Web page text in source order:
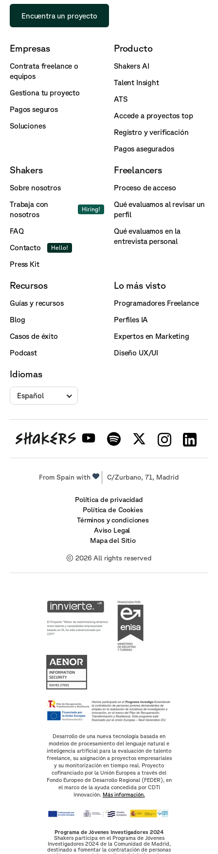
Encuentra un proyecto
Empresas
Contrata freelance o
equipos
Gestiona tu proyecto
Pagos seguros
Soluciones
Producto
Shakers AI
Talent Insight
ATS
Accede a proyectos top
Registro y verificación
Pagos asegurados
Shakers
Sobre nosotros
Trabaja con
nosotros
Hiring!
FAQ
Contacto
Hello!
Press Kit
Freelancers
Proceso de acceso
Qué evaluamos al revisar un
perfil
Qué evaluamos en la
entrevista personal
Recursos
Guías y recursos
Blog
Casos de éxito
Podcast
Lo más visto
Programadores Freelance
Perfiles IA
Expertos en Marketing
Diseño UX/UI
Idiomas
Español
From Spain with C/Zurbano, 71, Madrid
Política de privacidad
Política de Cookies
Términos y condiciones
Aviso Legal
Mapa del Sitio
© 2026 All rights reserved
Desarrollo de una nueva tecnología basada en
modelos de procesamiento del lenguaje natural e
inteligencia artificial para la evaluación de talento
freelance, su asignación a proyectos empresariales
y su monitorización en tiempo real. Proyecto
cofinanciado por la Unión Europea a través del
Fondo Europeo de Desarrollo Regional (FEDER), en
el marco de la ayuda concedida por CDTI
Innovación. Más información.
Programa de Jóvenes Investigadores 2024
Shakers participa en el Programa de Jóvenes
Investigadores 2024 de la Comunidad de Madrid,
destinado a fomentar la contratación de personas